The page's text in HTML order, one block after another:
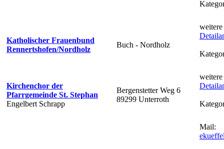
Katholischer Frauenbund
Rennertshofen/Nordholz
Buch - Nordholz
Kirchenchor der
Pfarrgemeinde St. Stephan
Engelbert Schrapp
Bergenstetter Weg 6
89299 Unterroth
Mail: